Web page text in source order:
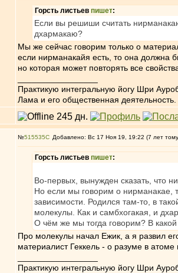
Горсть листьев пишет:
Если вы решиши считать
дхармакаю?
Мы же сейчас говорим только о
если нирманакайя есть, то она должна
но которая может повторять все
Практикую интегральную йогу Шри
Лама и его общественная деятельность.
№515535 Добавлено: Вс 17 Ноя 19, 19:22 (7 лет
Горсть листьев пишет:
Во-первых, вынужден сказать, что
Но если мы говорим о нирманакае,
зависимости. Родился там-то, в
молекулы. Как и самбхогакая, и
О чём же мы тогда говорим? В
Про молекулы начал Ежик, а я развил
материалист Геккель - о разуме в атоме
Практикую интегральную йогу Шри